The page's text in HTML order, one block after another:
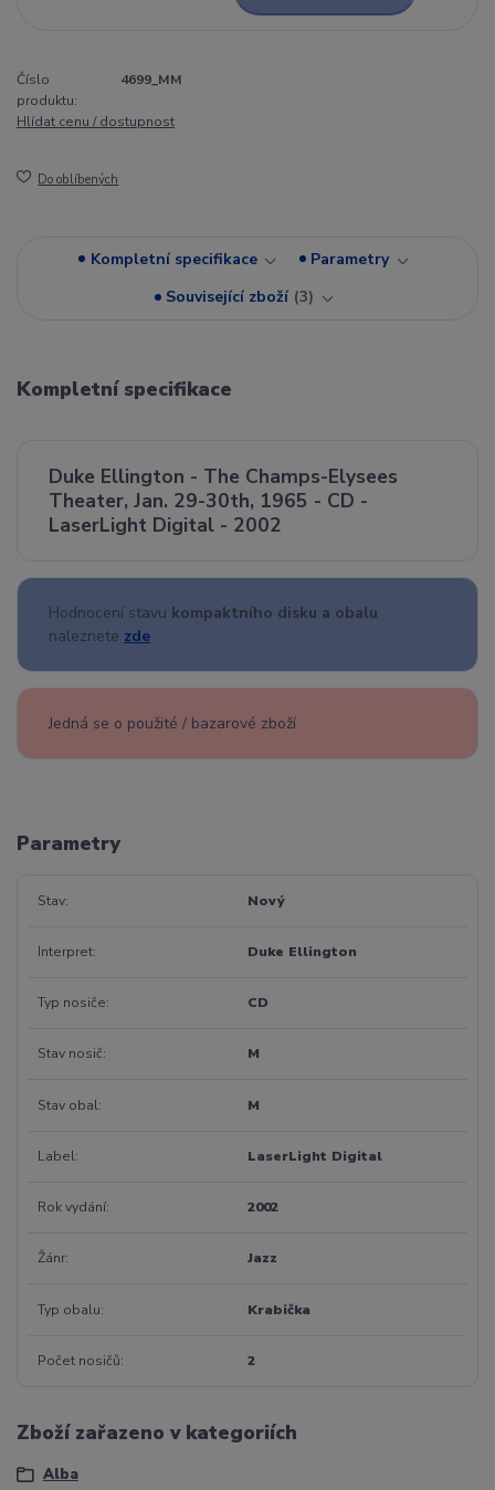
Číslo
produktu:
4699_MM
Hlídat cenu / dostupnost
Do oblíbených
Kompletní specifikace
Parametry
Související zboží 3
Kompletní specifikace
Duke Ellington - The Champs-Elysees
Theater, Jan. 29-30th, 1965 - CD -
LaserLight Digital - 2002
Hodnocení stavu kompaktního disku a obalu
naleznete zde
Jedná se o použité / bazarové zboží
Parametry
Stav Nový
Interpret Duke Ellington
Typ nosiče CD
Stav nosič M
Stav obal M
Label LaserLight Digital
Rok vydání 2002
Žánr Jazz
Typ obalu Krabička
Počet nosičů 2
Zboží zařazeno v kategoriích
Alba